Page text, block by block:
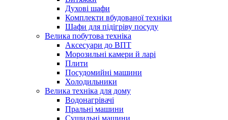
Духові шафи
Комплекти вбудованої техніки
Шафи для підігріву посуду
Велика побутова техніка
Аксесуари до ВПТ
Морозильні камери й ларі
Плити
Посудомийні машини
Холодильники
Велика техніка для дому
Водонагрівачі
Пральні машини
Сушильні машини